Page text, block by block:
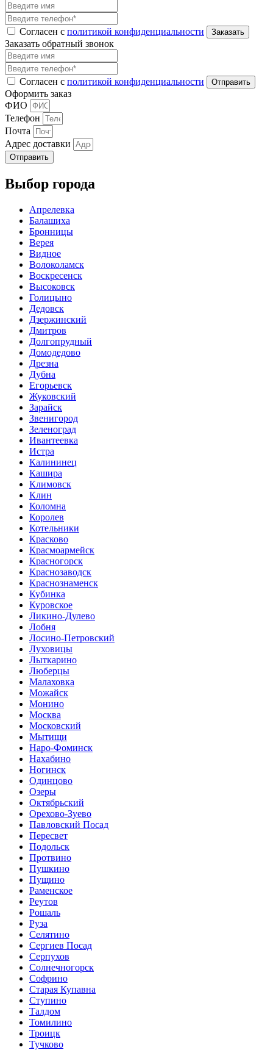
Согласен с политикой конфиденциальности
Заказать обратный звонок
Согласен с политикой конфиденциальности
Оформить заказ
ФИО
Телефон
Почта
Адрес доставки
Отправить
Выбор города
Апрелевка
Балашиха
Бронницы
Верея
Видное
Волоколамск
Воскресенск
Высоковск
Голицыно
Дедовск
Дзержинский
Дмитров
Долгопрудный
Домодедово
Дрезна
Дубна
Егорьевск
Жуковский
Зарайск
Звенигород
Зеленоград
Ивантеевка
Истра
Калининец
Кашира
Климовск
Клин
Коломна
Королев
Котельники
Красково
Красмоармейск
Красногорск
Краснозаводск
Краснознаменск
Кубинка
Куровское
Ликино-Дулево
Лобня
Лосино-Петровский
Луховицы
Лыткарино
Люберцы
Малаховка
Можайск
Монино
Москва
Московский
Мытищи
Наро-Фоминск
Нахабино
Ногинск
Одинцово
Озеры
Октябрьский
Орехово-Зуево
Павловский Посад
Пересвет
Подольск
Протвино
Пушкино
Пущино
Раменское
Реутов
Рошаль
Руза
Селятино
Сергиев Посад
Серпухов
Солнечногорск
Софрино
Старая Купавна
Ступино
Талдом
Томилино
Троицк
Тучково